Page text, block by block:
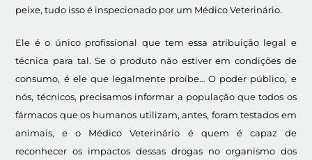
peixe, tudo isso é inspecionado por um Médico Veterinário.
Ele é o único profissional que tem essa atribuição legal e
técnica para tal. Se o produto não estiver em condições de
consumo, é ele que legalmente proíbe… O poder público, e
nós, técnicos, precisamos informar a população que todos os
fármacos que os humanos utilizam, antes, foram testados em
animais, e o Médico Veterinário é quem é capaz de
reconhecer os impactos dessas drogas no organismo dos